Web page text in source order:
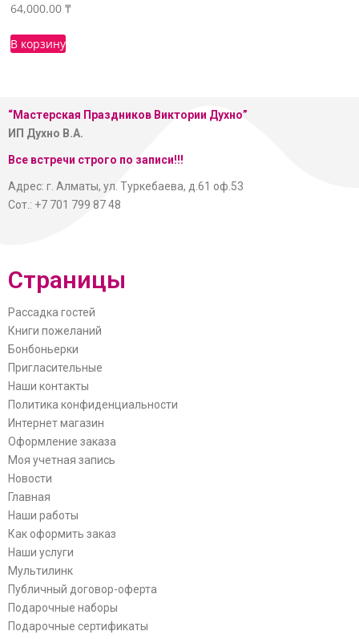
64,000.00₸
В корзину
“Мастерская Праздников Виктории Духно”
ИП Духно В.А.
Все встречи строго по записи!!!
Адрес: г. Алматы, ул. Туркебаева, д.61 оф.53
Сот.: +7 701 799 87 48
Страницы
Рассадка гостей
Книги пожеланий
Бонбоньерки
Пригласительные
Наши контакты
Политика конфиденциальности
Интернет магазин
Оформление заказа
Моя учетная запись
Новости
Главная
Наши работы
Как оформить заказ
Наши услуги
Мультилинк
Публичный договор-оферта
Подарочные наборы
Подарочные сертификаты